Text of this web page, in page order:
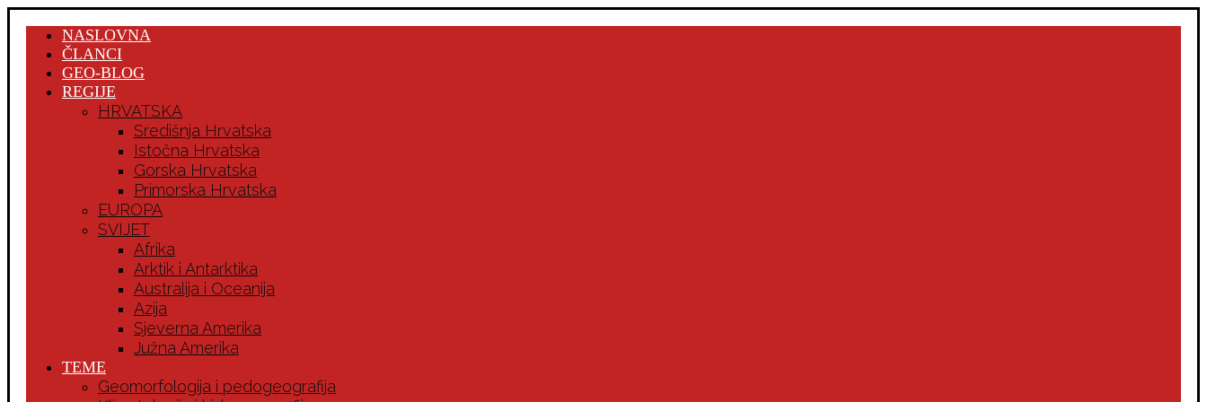
NASLOVNA
ČLANCI
GEO-BLOG
REGIJE
HRVATSKA
Središnja Hrvatska
Istočna Hrvatska
Gorska Hrvatska
Primorska Hrvatska
EUROPA
SVIJET
Afrika
Arktik i Antarktika
Australija i Oceanija
Azija
Sjeverna Amerika
Južna Amerika
TEME
Geomorfologija i pedogeografija